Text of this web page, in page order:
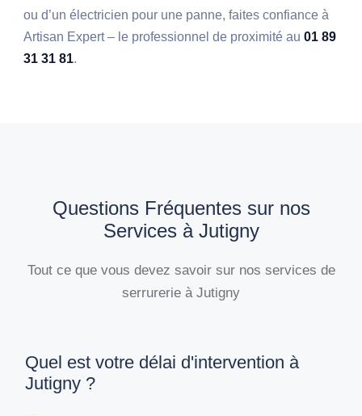
ou d’un électricien pour une panne, faites confiance à
Artisan Expert – le professionnel de proximité au01 89
31 31 81.
Questions Fréquentes sur nos
Services à Jutigny
Tout ce que vous devez savoir sur nos services de
serrurerie à Jutigny
Quel est votre délai d'intervention à
Jutigny ?